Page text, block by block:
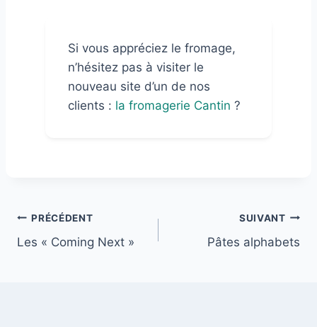
Si vous appréciez le fromage,
n’hésitez pas à visiter le
nouveau site d’un de nos
clients : la fromagerie Cantin ?
Navigation
de
PRÉCÉDENT
Les « Coming Next »
SUIVANT
Pâtes alphabets